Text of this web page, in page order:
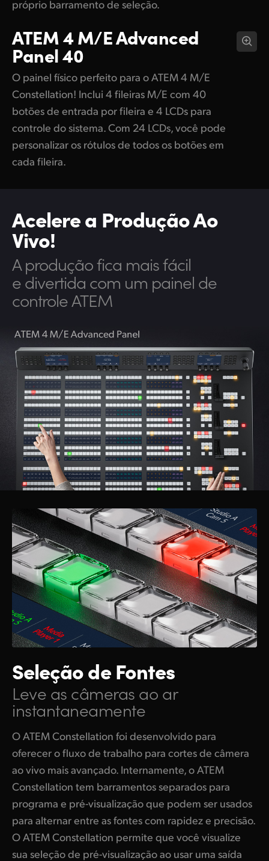
próprio barramento de seleção.
ATEM 4 M/EAdvanced
Panel 40
O painel físico perfeito para o ATEM 4 M/E
Constellation! Inclui 4 fileiras M/E com 40
botões de entrada por fileira e 4 LCDs para
controle do sistema. Com 24 LCDs, você pode
personalizar os rótulos de todos os botões em
cada fileira.
Acelere a Produção Ao
Vivo!
A produção fica mais fácil
e divertida com um painel de
controle ATEM
Seleção de Fontes
Leve as câmeras ao ar
instantaneamente
O ATEM Constellation foi desenvolvido para
oferecer o fluxo de trabalho para cortes de câmera
ao vivo mais avançado. Internamente, o ATEM
Constellation tem barramentos separados para
programa e pré-visualização que podem ser usados
para alternar entre as fontes com rapidez e precisão.
O ATEM Constellation permite que você visualize
sua seleção de pré-visualização ao usar uma saída